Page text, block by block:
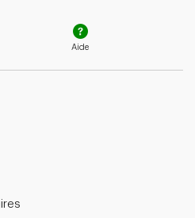
Aide